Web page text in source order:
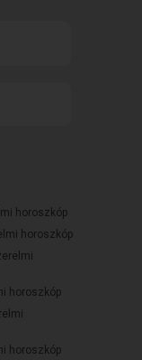
horoszkóp
horoszkóp
horoszkóp
horoszkóp